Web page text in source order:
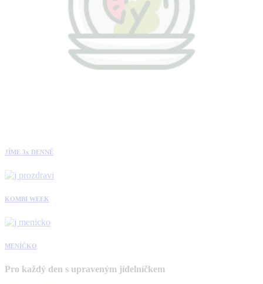
JÍME 3x DENNĚ
KOMBI WEEK
MENÍČKO
Pro každý den s upraveným jídelníčkem